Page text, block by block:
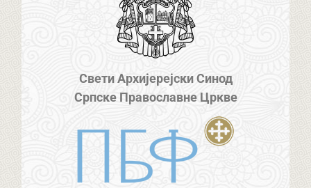
Свети Архијерејски Синод
Српске Православне Цркве